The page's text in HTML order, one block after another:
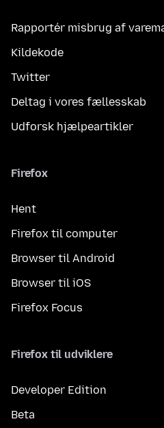
Rapportér misbrug af
Kildekode
Twitter
Deltag i vores fællesskab
Udforsk hjælpeartikler
Firefox
Hent
Firefox til computer
Browser til Android
Browser til iOS
Firefox Focus
Firefox til udviklere
Developer Edition
Beta